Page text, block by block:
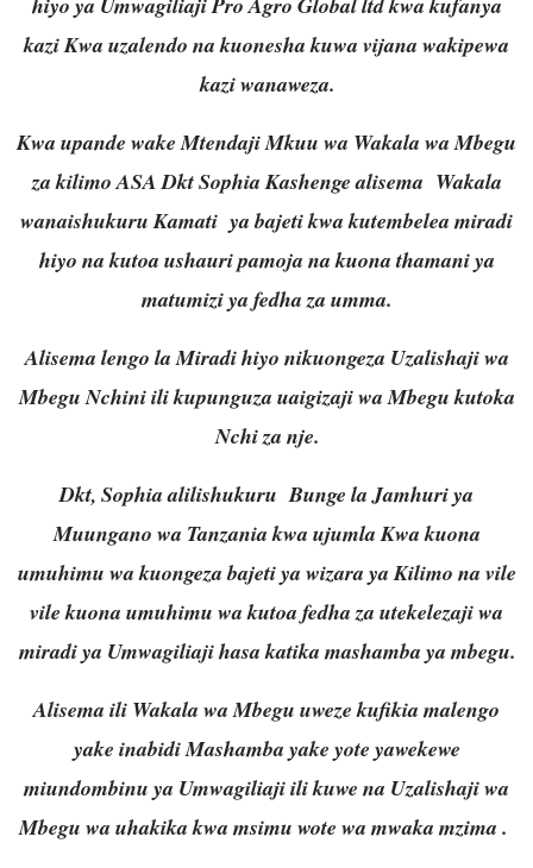
kazi Kwa uzalendo na kuonesha kuwa vijana wakipewa
kazi wanaweza.
Kwa upande wake Mtendaji Mkuu wa Wakala wa Mbegu
za kilimo ASA Dkt Sophia Kashenge alisema Wakala
wanaishukuru Kamati ya bajeti kwa kutembelea miradi
hiyo na kutoa ushauri pamoja na kuona thamani ya
matumizi ya fedha za umma.
Alisema lengo la Miradi hiyo nikuongeza Uzalishaji wa
Mbegu Nchini ili kupunguza uaigizaji wa Mbegu kutoka
Nchi za nje.
Dkt, Sophia alilishukuru Bunge la Jamhuri ya
Muungano wa Tanzania kwa ujumla Kwa kuona
umuhimu wa kuongeza bajeti ya wizara ya Kilimo na vile
vile kuona umuhimu wa kutoa fedha za utekelezaji wa
miradi ya Umwagiliaji hasa katika mashamba ya mbegu.
Alisema ili Wakala wa Mbegu uweze kufikia malengo
yake inabidi Mashamba yake yote yawekewe
miundombinu ya Umwagiliaji ili kuwe na Uzalishaji wa
Mbegu wa uhakika kwa msimu wote wa mwaka mzima .